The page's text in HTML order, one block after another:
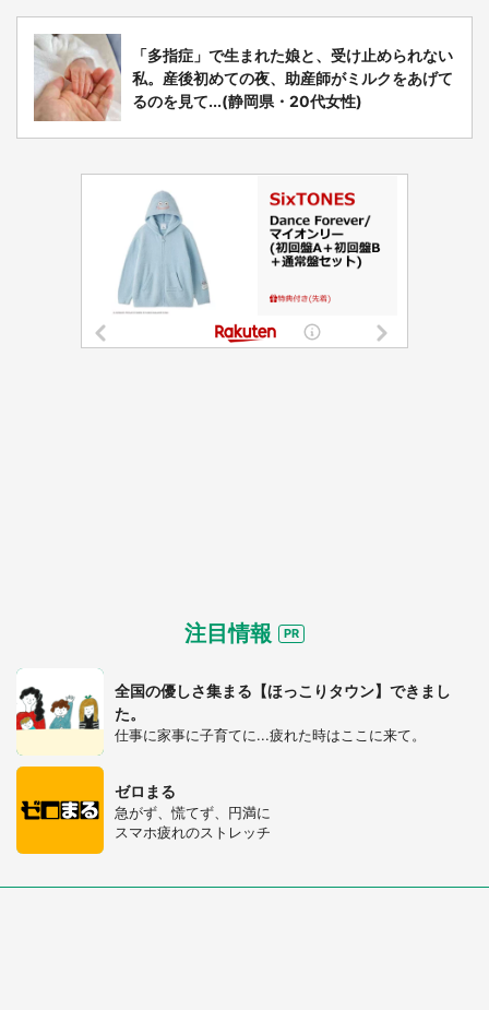
選択する
「多指症」で生まれた娘と、受け止められない
私。産後初めての夜、助産師がミルクをあげて
るのを見て...(静岡県・20代女性)
注目情報
全国の優しさ集まる【ほっこりタウン】できまし
た。
仕事に家事に子育てに...疲れた時はここに来て。
ゼロまる
急がず、慌てず、円満に
スマホ疲れのストレッチ